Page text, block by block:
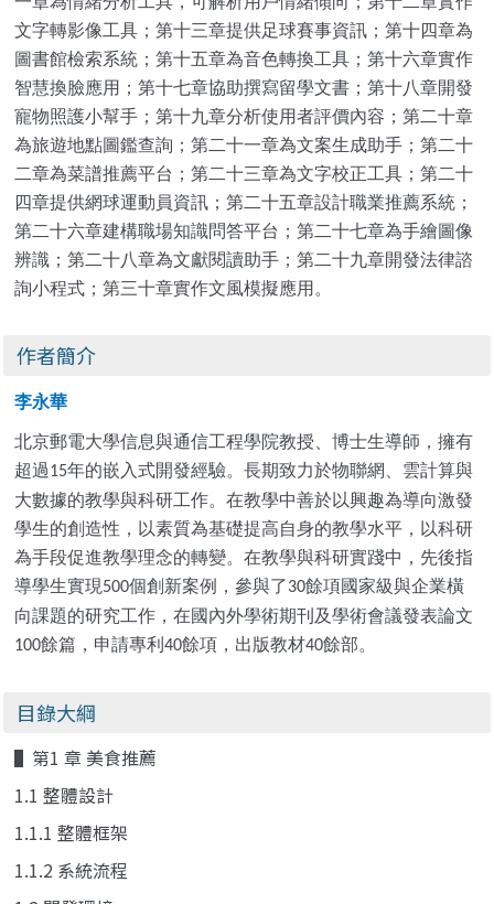
文字轉影像工具；第十三章提供足球賽事資訊；第十四章為
圖書館檢索系統；第十五章為音色轉換工具；第十六章實作
智慧換臉應用；第十七章協助撰寫留學文書；第十八章開發
寵物照護小幫手；第十九章分析使用者評價內容；第二十章
為旅遊地點圖鑑查詢；第二十一章為文案生成助手；第二十
二章為菜譜推薦平台；第二十三章為文字校正工具；第二十
四章提供網球運動員資訊；第二十五章設計職業推薦系統；
第二十六章建構職場知識問答平台；第二十七章為手繪圖像
辨識；第二十八章為文獻閱讀助手；第二十九章開發法律諮
詢小程式；第三十章實作文風模擬應用。
作者簡介
李永華
北京郵電大學信息與通信工程學院教授、博士生導師，擁有
超過15年的嵌入式開發經驗。長期致力於物聯網、雲計算與
大數據的教學與科研工作。在教學中善於以興趣為導向激發
學生的創造性，以素質為基礎提高自身的教學水平，以科研
為手段促進教學理念的轉變。在教學與科研實踐中，先後指
導學生實現500個創新案例，參與了30餘項國家級與企業橫
向課題的研究工作，在國內外學術期刊及學術會議發表論文
100餘篇，申請專利 40餘項，出版教材40餘部。
目錄大綱
▌第1 章 美食推薦
1.1 整體設計
1.1.1 整體框架
1.1.2 系統流程